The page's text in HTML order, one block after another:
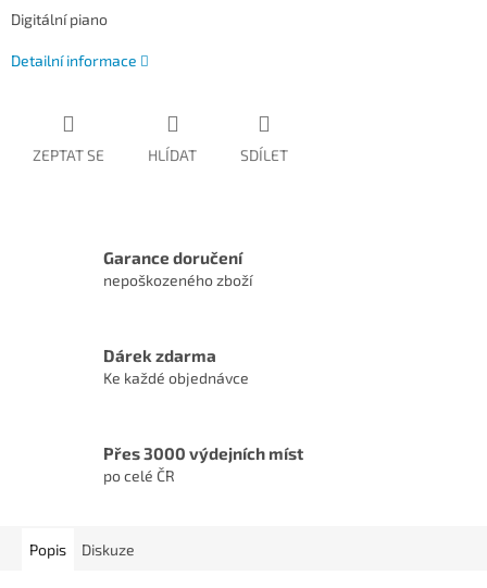
Digitální piano
Detailní informace
ZEPTAT SE HLÍDAT SDÍLET
Garance doručení
nepoškozeného zboží
Dárek zdarma
Ke každé objednávce
Přes 3000 výdejních míst
po celé ČR
Popis Diskuze